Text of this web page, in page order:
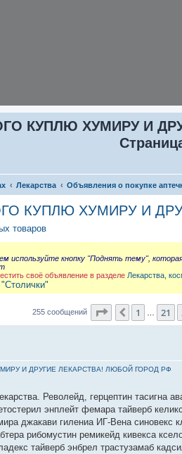
КУПЛЮ ХУМИРУ И
Лекарства Объявления о покупке
КУПЛЮ ХУМИРУ И
товаров
используйте кнопку "Поднять тему",
своё объявление в разделе Лекарства,
255 сообщений Страница 23из
Пред.
1 21
И ДРУГИЕ ЛЕКАРСТВА! ЛЮБОЙ ГОРОД РФ
Револейд, герцептин тасигна
энплейт фемара тайверб
джакави гилениа ИГ-Вена
рибомустин ремикейд кивекса
тайверб энбрел трастузамаб